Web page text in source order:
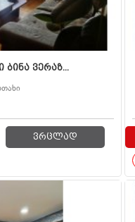
ბინა ვერაზ...
ვრცლად